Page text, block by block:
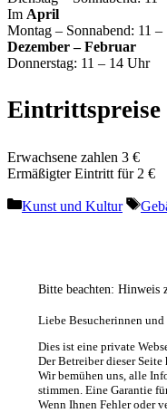
Im April
Montag – Sonnabend: 11
Dezember – Februar
Donnerstag: 11 – 14 Uhr
Eintrittspreise
Erwachsene zahlen 3 €
Ermäßigter Eintritt für 2 €
Kategorien
Kunst und Kultur
Bitte beachten: Hinweis
Liebe Besucherinnen und
Dies ist eine private
Der Betreiber dieser
Wir bemühen uns, alle
stimmen. Eine Garantie
Wenn Ihnen Fehler oder